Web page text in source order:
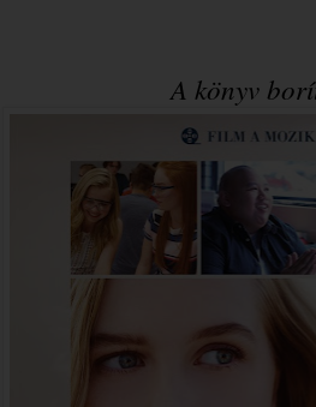
A könyv